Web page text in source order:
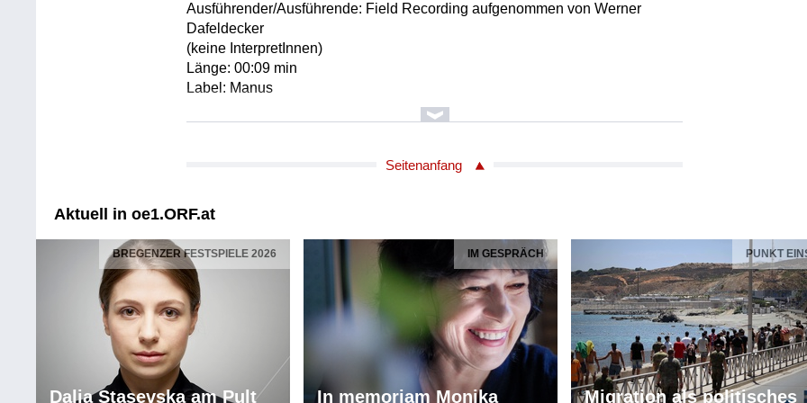
Ausführender/Ausführende: Field Recording aufgenommen von Werner
Dafeldecker
(keine InterpretInnen)
Länge: 00:09 min
Label: Manus
Urheber/Urheberin: Field Recording aufgenommen von Werner Dafeldecker
Titel: Hörbeispiel 2 zu Periodical Phenomena
Dafeldecker
Länge: 00:09 min
Label: Manus
Urheber/Urheberin: Field Recording aufgenommen von Werner Dafeldecker
(keine KomponistInnen)
Titel: Hörbeispiel 3 zu Periodical Phenomena
Ausführender/Ausführende: Field Recording aufgenommen von Werner
Dafeldecker
Seitenanfang
Aktuell in oe1.ORF.at
BREGENZER FESTSPIELE 2026
Dalia Stasevska am Pult
IM GESPRÄCH
In memoriam Monika
PUNKT
Migration als politisches